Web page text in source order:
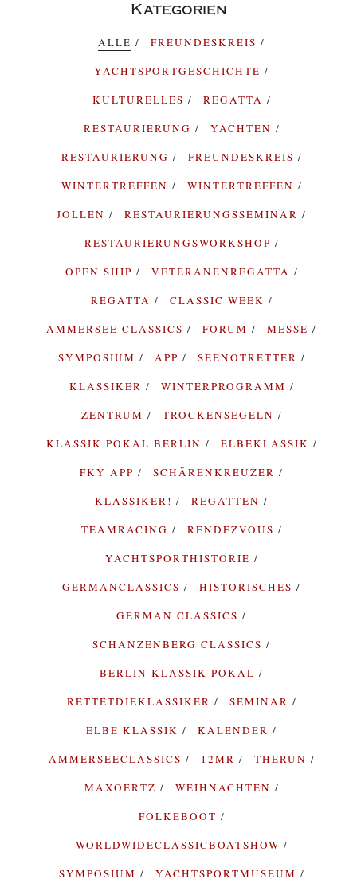
Kategorien
ALLE
FREUNDESKREIS
YACHTSPORTGESCHICHTE
KULTURELLES
REGATTA
RESTAURIERUNG
YACHTEN
RESTAURIERUNG
FREUNDESKREIS
WINTERTREFFEN
WINTERTREFFEN
JOLLEN
RESTAURIERUNGSSEMINAR
RESTAURIERUNGSWORKSHOP
OPEN SHIP
VETERANENREGATTA
REGATTA
CLASSIC WEEK
AMMERSEE CLASSICS
FORUM
MESSE
SYMPOSIUM
APP
SEENOTRETTER
KLASSIKER
WINTERPROGRAMM
ZENTRUM
TROCKENSEGELN
KLASSIK POKAL BERLIN
ELBEKLASSIK
FKY APP
SCHÄRENKREUZER
KLASSIKER!
REGATTEN
TEAMRACING
RENDEZVOUS
YACHTSPORTHISTORIE
GERMANCLASSICS
HISTORISCHES
GERMAN CLASSICS
SCHANZENBERG CLASSICS
BERLIN KLASSIK POKAL
RETTETDIEKLASSIKER
SEMINAR
ELBE KLASSIK
KALENDER
AMMERSEECLASSICS
12MR
THERUN
MAXOERTZ
WEIHNACHTEN
FOLKEBOOT
WORLDWIDECLASSICBOATSHOW
SYMPOSIUM
YACHTSPORTMUSEUM